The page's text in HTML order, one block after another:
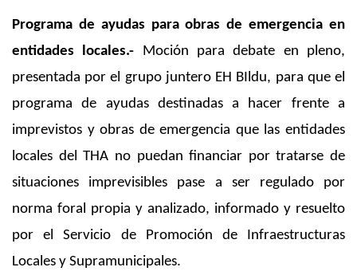
Programa de ayudas para obras de emergencia en
entidades locales.- Moción para debate en pleno,
presentada por el grupo juntero EH BIldu, para que el
programa de ayudas destinadas a hacer frente a
imprevistos y obras de emergencia que las entidades
locales del THA no puedan financiar por tratarse de
situaciones imprevisibles pase a ser regulado por
norma foral propia y analizado, informado y resuelto
por el Servicio de Promoción de Infraestructuras
Locales y Supramunicipales.